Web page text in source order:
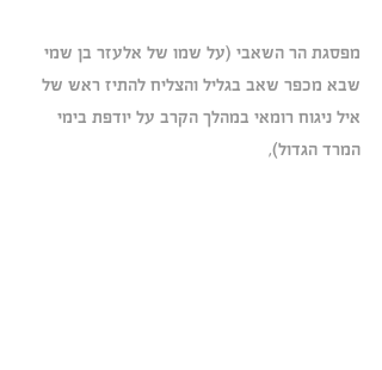
מפסגת הר השאבי (על שמו של אלעזר בן שמי
שבא מכפר שאב בגליל והצליח להתיז ראש של
איל ניגוח רומאי במהלך הקרב על יודפת בימי
המרד הגדול),